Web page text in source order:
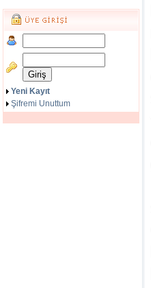
Yeni Kayıt
Şifremi Unuttum